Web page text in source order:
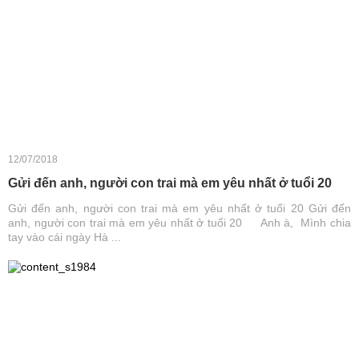
12/07/2018
Gửi đến anh, người con trai mà em yêu nhất ở tuổi 20
Gửi đến anh, người con trai mà em yêu nhất ở tuổi 20 Gửi đến
anh, người con trai mà em yêu nhất ở tuổi 20 Anh à, Mình chia
tay vào cái ngày Hà ...